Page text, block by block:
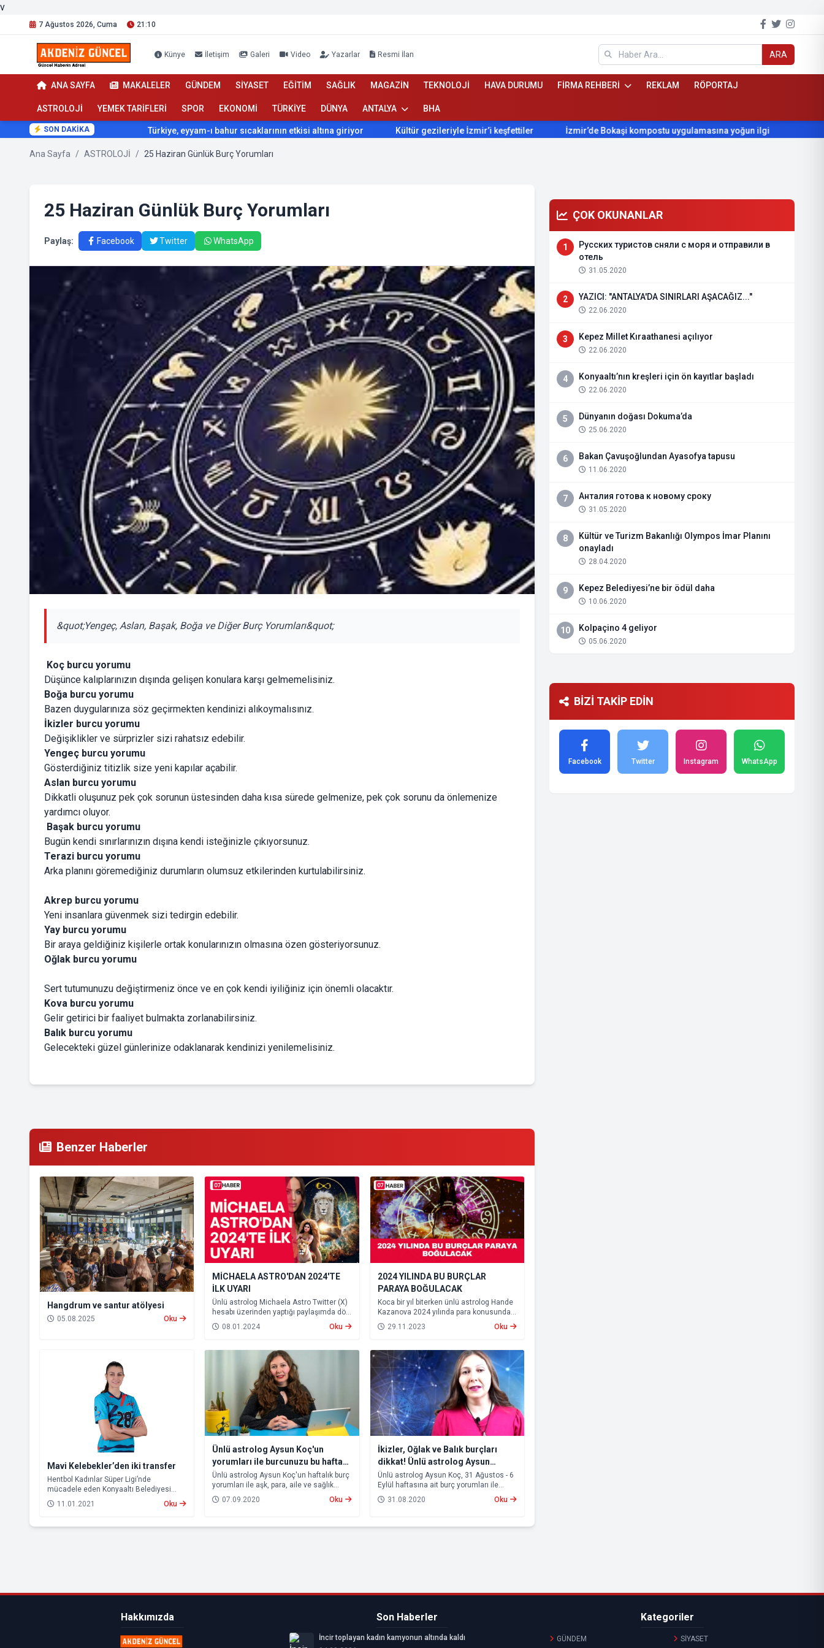
v
7 Ağustos 2026, Cuma 21:10
Künye İletişim Galeri Video Yazarlar Resmi İlan ARA
ANA SAYFA MAKALELER GÜNDEM SİYASET EĞİTİM SAĞLIK MAGAZİN TEKNOLOJİ HAVA DURUMU FİRMA REHBERİ REKLAM RÖPORTAJ
ASTROLOJİ YEMEK TARİFLERİ SPOR EKONOMİ TÜRKİYE DÜNYA ANTALYA BHA
SON DAKİKA Türkiye, eyyam-ı bahur sıcaklarının etkisi altına giriyor Kültür gezileriyle İzmir’i keşfettiler İzmir’de Bokaşi kompostu uygulamasına yoğun ilgi
Ana Sayfa / ASTROLOJİ / 25 Haziran Günlük Burç Yorumları
25 Haziran Günlük Burç Yorumları
Paylaş: Facebook Twitter WhatsApp
&quot;Yengeç, Aslan, Başak, Boğa ve Diğer Burç Yorumları&quot;
Koç burcu yorumu
Düşünce kalıplarınızın dışında gelişen konulara karşı gelmemelisiniz.
Boğa burcu yorumu
Bazen duygularınıza söz geçirmekten kendinizi alıkoymalısınız.
İkizler burcu yorumu
Değişiklikler ve sürprizler sizi rahatsız edebilir.
Yengeç burcu yorumu
Gösterdiğiniz titizlik size yeni kapılar açabilir.
Aslan burcu yorumu
Dikkatli oluşunuz pek çok sorunun üstesinden daha kısa sürede gelmenize, pek çok sorunu da önlemenize
yardımcı oluyor.
Başak burcu yorumu
Bugün kendi sınırlarınızın dışına kendi isteğinizle çıkıyorsunuz.
Terazi burcu yorumu
Arka planını göremediğiniz durumların olumsuz etkilerinden kurtulabilirsiniz.
Akrep burcu yorumu
Yeni insanlara güvenmek sizi tedirgin edebilir.
Yay burcu yorumu
Bir araya geldiğiniz kişilerle ortak konularınızın olmasına özen gösteriyorsunuz.
Oğlak burcu yorumu
Sert tutumunuzu değiştirmeniz önce ve en çok kendi iyiliğiniz için önemli olacaktır.
Kova burcu yorumu
Gelir getirici bir faaliyet bulmakta zorlanabilirsiniz.
Balık burcu yorumu
Gelecekteki güzel günlerinize odaklanarak kendinizi yenilemelisiniz.
Benzer Haberler
Hangdrum ve santur atölyesi
05.08.2025 Oku
MİCHAELA ASTRO'DAN 2024'TE
İLK UYARI
Ünlü astrolog Michaela Astro Twitter (X)
hesabı üzerinden yaptığı paylaşımda dört
ili uyardı. Yaklaşan Aslan burcu
dolunayının bu bölgelerde depremi
08.01.2024 Oku
2024 YILINDA BU BURÇLAR
PARAYA BOĞULACAK
Koca bir yıl biterken ünlü astrolog Hande
Kazanova 2024 yılında para konusunda
en şanslı burcunu açıkladı.
29.11.2023 Oku
Mavi Kelebekler’den iki transfer
Hentbol Kadınlar Süper Ligi’nde
mücadele eden Konyaaltı Belediyesi
Kadın Hentbol Takımı, lige verilen arada
kadrosunu iki yeni transferle güçlendirdi.
11.01.2021 Oku
Ünlü astrolog Aysun Koç'un
yorumları ile burcunuzu bu hafta
neler bekliyor?
Ünlü astrolog Aysun Koç'un haftalık burç
yorumları ile aşk, para, aile ve sağlık
konusunda hayatınızda neler olacak?
İşte 7-13 Eylül tarihleri arasına etki
07.09.2020 Oku
İkizler, Oğlak ve Balık burçları
dikkat! Ünlü astrolog Aysun
Koç'un yorumları ile burcunuzu bu
hafta neler bekliyor?
Ünlü astrolog Aysun Koç, 31 Ağustos - 6
Eylül haftasına ait burç yorumları ile
sizlerle. Özellikle İkizler, Oğlak ve Balık
burçları bu hafta vereceği kararları iki
31.08.2020 Oku
ÇOK OKUNANLAR
1
Русских туристов сняли с моря и отправили в
отель
31.05.2020
2 YAZICI: "ANTALYA'DA SINIRLARI AŞACAĞIZ..."
22.06.2020
3 Kepez Millet Kıraathanesi açılıyor
22.06.2020
4 Konyaaltı’nın kreşleri için ön kayıtlar başladı
22.06.2020
5 Dünyanın doğası Dokuma’da
25.06.2020
6 Bakan Çavuşoğlundan Ayasofya tapusu
11.06.2020
7 Анталия готова к новому сроку
31.05.2020
8
Kültür ve Turizm Bakanlığı Olympos İmar Planını
onayladı
28.04.2020
9 Kepez Belediyesi’ne bir ödül daha
10.06.2020
10 Kolpaçino 4 geliyor
05.06.2020
BİZİ TAKİP EDİN
Facebook Twitter Instagram WhatsApp
Hakkımızda Son Haberler
İncir toplayan kadın kamyonun altında kaldı
Kategoriler
GÜNDEM SİYASET